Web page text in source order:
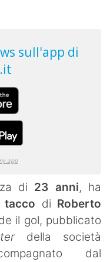
di 23 anni, ha
tacco di Roberto
il gol, pubblicato
della società
dal